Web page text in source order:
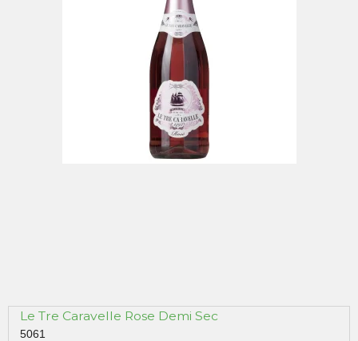
Le Tre Caravelle Rose Demi Sec
5061